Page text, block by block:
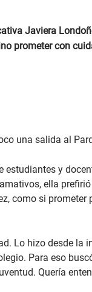
Javiera
prometer con
una salida al
y
ella
como si
Lo hizo desde la
Para eso
Quería